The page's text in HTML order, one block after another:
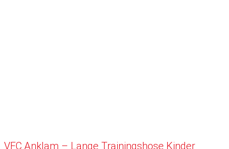
VFC Anklam – Lange Trainingshose Kinder